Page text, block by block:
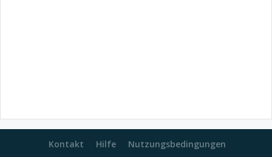
Kontakt Hilfe Nutzungsbedingungen